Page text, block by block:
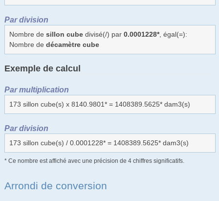
Par division
Nombre de sillon cubedivisé(/) par 0.0001228*, égal(=):
Nombre de décamètre cube
Exemple de calcul
Par multiplication
173 sillon cube(s) x 8140.9801* = 1408389.5625* dam3(s)
Par division
173 sillon cube(s) / 0.0001228* = 1408389.5625* dam3(s)
* Ce nombre est affiché avec une précision de 4 chiffres significatifs.
Arrondi de conversion